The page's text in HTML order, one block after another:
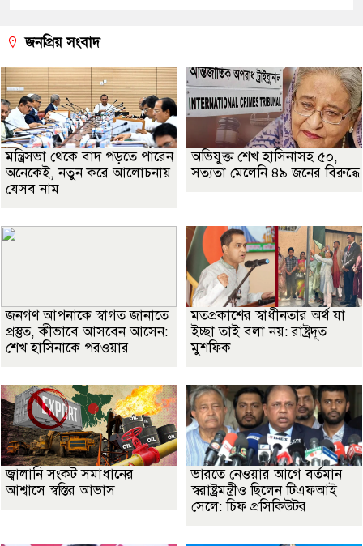
জনপ্রিয় সংবাদ
মন্ত্রিসভা থেকে বাদ পড়তে পারেন
অনেকেই, নতুন করে আলোচনায়
যেসব নাম
অভিযুক্ত শেখ হাসিনাসহ ৫০,
সত্যতা মেলেনি ৪৯ জনের বিরুদ্ধে
জনগণ আপনাকে স্বাগত জানাতে
প্রস্তুত, কীভাবে আসবেন আসেন:
শেখ হাসিনাকে পরওয়ার
মতপ্রকাশের স্বাধীনতার অর্থ যা
ইচ্ছা তাই বলা নয়: রাষ্ট্রদূত
মুশফিক
জ্বালানি সংকট সমাধানের
আশ্বাসে স্বস্তির আভাস
ভারতে নেওয়ার আগে বর্তমান
স্বরাষ্ট্রমন্ত্রীও ছিলেন টিএফআই
সেলে: চিফ প্রসিকিউটর